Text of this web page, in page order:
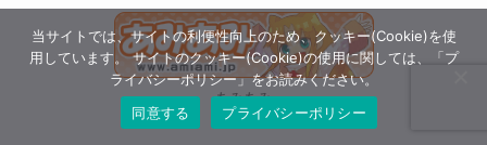
あみあみ
当サイトでは、サイトの利便性向上のため、クッキー(Cookie)を使
用しています。 サイトのクッキー(Cookie)の使用に関しては、「プ
ライバシーポリシー」をお読みください。
同意する
プライバシーポリシー